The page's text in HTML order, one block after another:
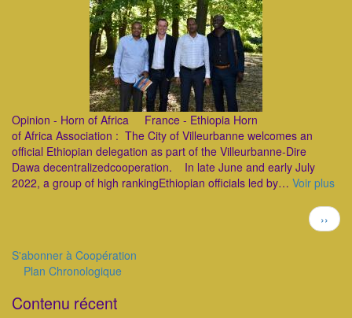
Opinion - Horn of Africa France - Ethiopia Horn
of Africa Association : The City of Villeurbanne welcomes an
official Ethiopian delegation as part of the Villeurbanne-Dire
Dawa decentralizedcooperation. In late June and early July
2022, a group of high rankingEthiopian officials led by… Voir plus
Page
››
S'abonner à Coopération
Plan Chronologique
Contenu récent